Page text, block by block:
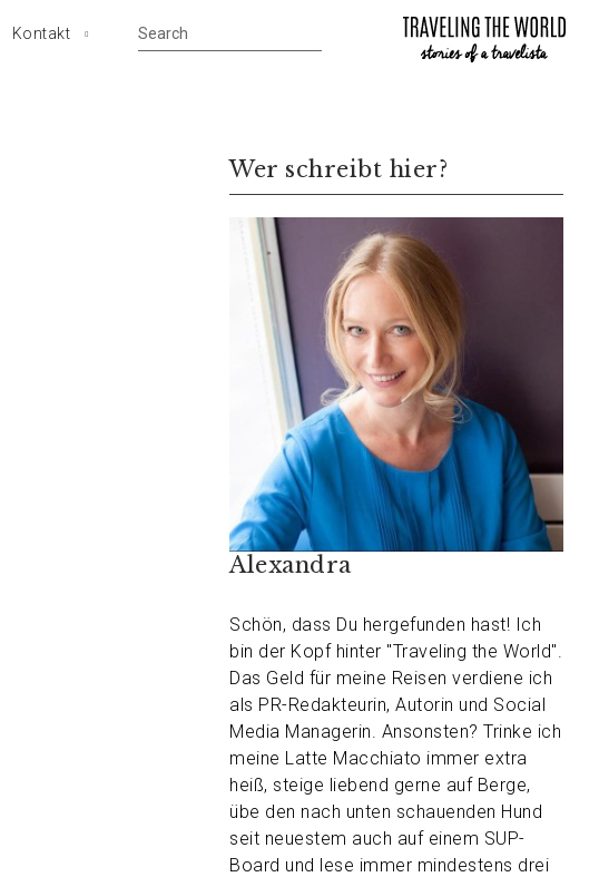
Kontakt
Wer schreibt hier?
Alexandra
Schön, dass Du hergefunden hast! Ich
bin der Kopf hinter "Traveling the World".
Das Geld für meine Reisen verdiene ich
als PR-Redakteurin, Autorin und Social
Media Managerin. Ansonsten? Trinke ich
meine Latte Macchiato immer extra
heiß, steige liebend gerne auf Berge,
übe den nach unten schauenden Hund
seit neuestem auch auf einem SUP-
Board und lese immer mindestens drei